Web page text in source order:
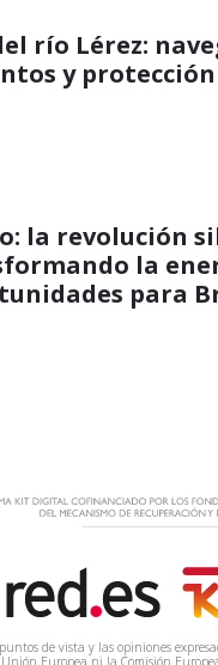
río Lérez:
y
la revolución
la
para
de vista y las opiniones
Europea ni la Comisión